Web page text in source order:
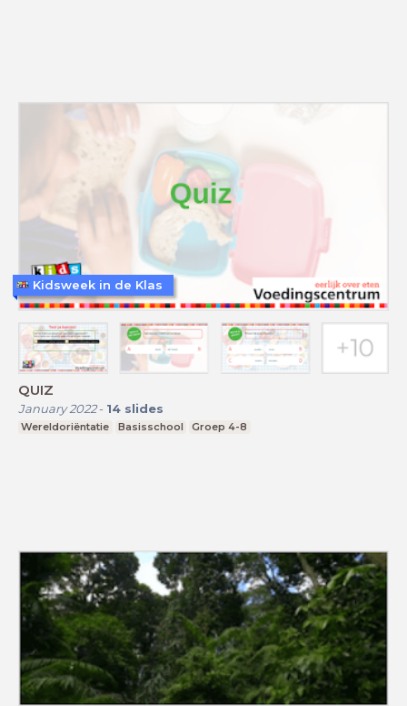
QUIZ
January 2022- 14 slides
Wereldoriëntatie Basisschool Groep 4-8
Kidsweek in de Klas